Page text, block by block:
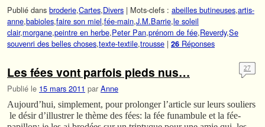
Publié dans broderie,Cartes,Divers | Mots-clefs : abeilles butineuses,artis-
anne,babioles,faire son miel,fée-main,J.M.Barrie,le soleil
clair,morgane,peintre en herbe,Peter Pan,prénom de fée,Reverdy,Se
souvenri des belles choses,texte-textile,trousse | 26 Réponses
Les fées vont parfois pieds nus…
Publié le 15 mars 2011 par Anne
27
Aujourd’hui, simplement, pour prolonger l’article sur leurs souliers
le désir d’illustrer le thème des fées: la fée funambule et la fée-